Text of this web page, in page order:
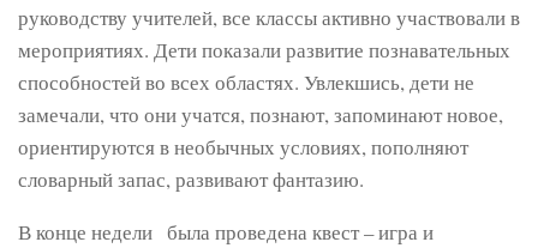
руководству учителей, все классы активно участвовали в
мероприятиях. Дети показали развитие познавательных
способностей во всех областях. Увлекшись, дети не
замечали, что они учатся, познают, запоминают новое,
ориентируются в необычных условиях, пополняют
словарный запас, развивают фантазию.
В конце недели была проведена квест – игра и